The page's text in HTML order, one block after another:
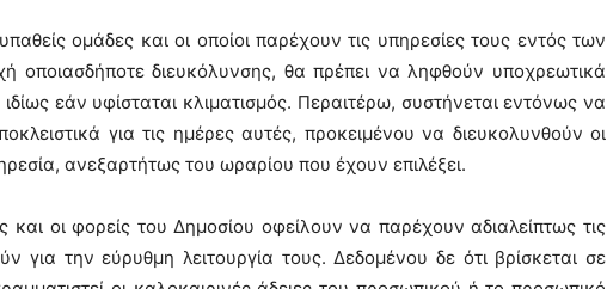
ομάδες και οι οποίοι παρέχουν τις υπηρεσίες τους εντός των
οποιασδήποτε διευκόλυνσης, θα πρέπει να ληφθούν υποχρεωτικά
εάν υφίσταται κλιματισμός. Περαιτέρω, συστήνεται εντόνως να
για τις ημέρες αυτές, προκειμένου να διευκολυνθούν οι
ανεξαρτήτως του ωραρίου που έχουν επιλέξει.
και οι φορείς του Δημοσίου οφείλουν να παρέχουν αδιαλείπτως τις
για την εύρυθμη λειτουργία τους. Δεδομένου δε ότι βρίσκεται σε